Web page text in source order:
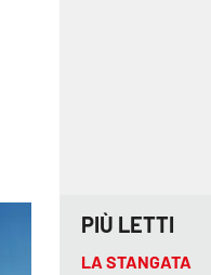
PIÙ LETTI
LA STANGATA